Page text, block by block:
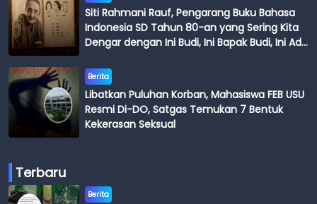
Siti Rahmani Rauf, Pengarang Buku Bahasa
Indonesia SD Tahun 80-an yang Sering Kita
Dengar dengan Ini Budi, Ini Bapak Budi, Ini Adik
Berita
Libatkan Puluhan Korban, Mahasiswa FEB USU
Resmi Di-DO, Satgas Temukan 7 Bentuk
Kekerasan Seksual
Terbaru
Berita